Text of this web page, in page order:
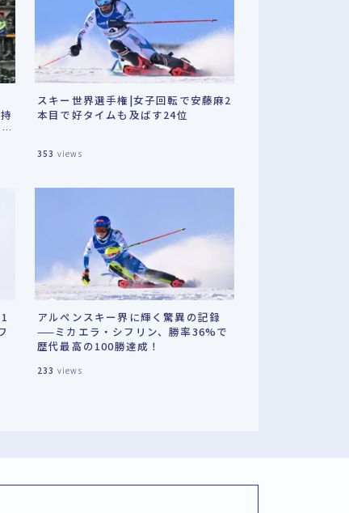
スキー世界選手権|女子回転で安藤麻2
本目で好タイムも及ばす24位
353 views
アルペンスキー界に輝く驚異の記録
——ミカエラ・シフリン、勝率36%で
歴代最高の100勝達成！
233 views